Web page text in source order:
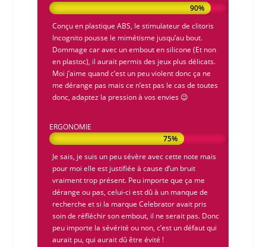
90%
90%
Conçu en plastique ABS, le stimulateur de clitoris
Incognitopousse le mimétisme jusqu’au bout.
Dommage car avec un embout en silicone (Et non
en plastoc), il aurait permis des jeux plus délicats.
Moi j’aime quand c’est un peu violent donc ça ne
me dérange pas mais ce n’est pas le cas de toutes
donc, adaptez la pression à vos envies 😉
ERGONOMIE
75%
75%
Je sais, je suis un peu sévère avec cette note mais
pour moi elle est justifiée à cause d’un bruit
vraiment trop présent. Peu importe que ça me
dérange ou pas, celui-ci est dû à un manque de
recherche et si la marque Celebratoravait pris
soin de réfléchir son embout, il ne serait pas. Donc
peu importe la sévérité ou non, c’est un défaut qui
aurait pu, qui aurait dû être évité !